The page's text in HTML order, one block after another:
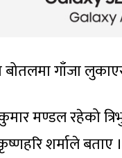
गाँजा
मण्डल रहेको
शर्माले बताए ।